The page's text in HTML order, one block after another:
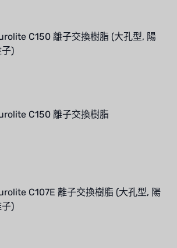
C150 離子交換樹脂 (大孔型, 陽
)
C150 離子交換樹脂
C107E 離子交換樹脂 (大孔型, 陽
)